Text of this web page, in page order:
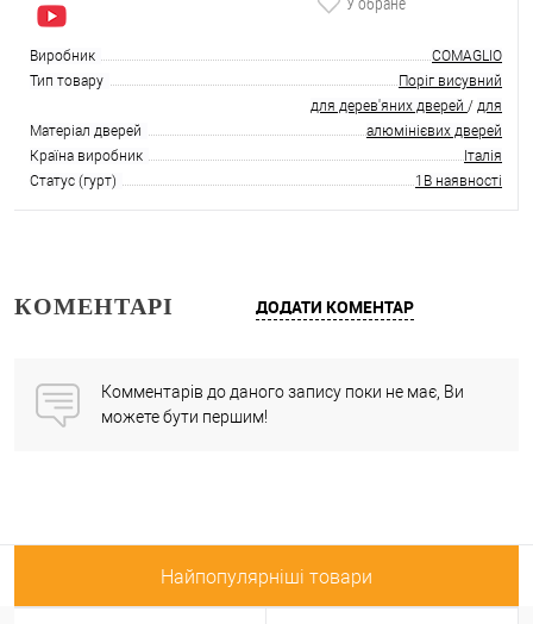
Виробник
COMAGLIO
Тип товару
Поріг висувний
Матеріал дверей
для дерев'яних дверей / для
алюмінієвих дверей
Країна виробник
Італія
Статус (гурт)
1В наявності
КОМЕНТАРІ ДОДАТИ КОМЕНТАР
Комментарів до даного запису поки не має, Ви
можете бути першим!
Найпопулярніші товари